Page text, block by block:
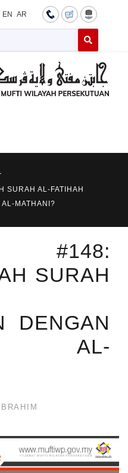
EN AR
Cari
SURAH AL-FATIHAH
AL-MATHANI?
#148:
SURAH
DENGAN
AL-